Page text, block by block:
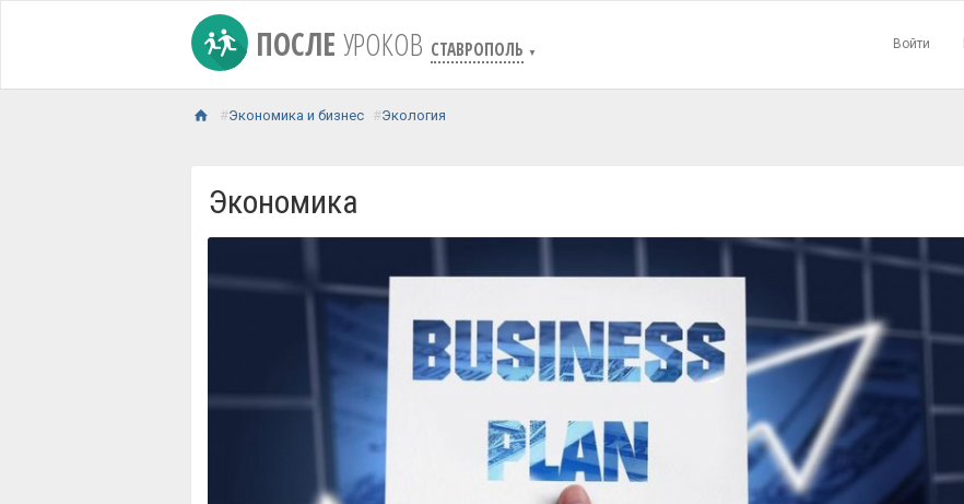
ПОСЛЕ УРОКОВ СТАВРОПОЛЬ ▼
Войти
Экономика и бизнес Экология
Экономика